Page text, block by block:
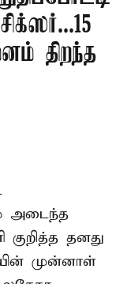
திறந்த
அடைந்த
தனது
முன்னாள்